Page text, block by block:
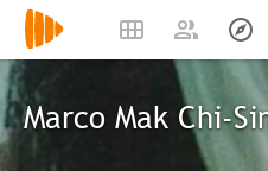
Marco Mak Chi-